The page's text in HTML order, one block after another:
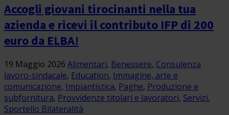
Accogli giovani tirocinanti nella tua
azienda e ricevi il contributo IFP di 200
euro da ELBA!
19 Maggio 2026 Alimentari, Benessere, Consulenza
lavoro-sindacale, Education, Immagine, arte e
comunicazione, Impiantistica, Paghe, Produzione e
subfornitura, Provvidenze titolari e lavoratori, Servizi,
Sportello Bilateralità